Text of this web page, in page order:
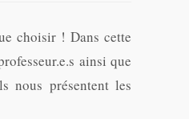
choisir ! Dans cette
ainsi que
nous présentent les